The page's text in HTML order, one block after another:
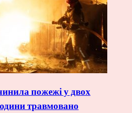
пожежі у двох
травмовано